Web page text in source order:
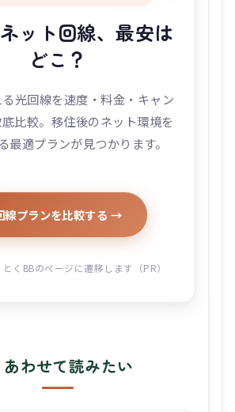
ット回線、最安は
どこ？
光回線を速度・料金・キャン
比較。移住後のネット環境を
最適プランが見つかります。
線プランを比較する →
くBBのページに遷移します（PR）
わせて読みたい